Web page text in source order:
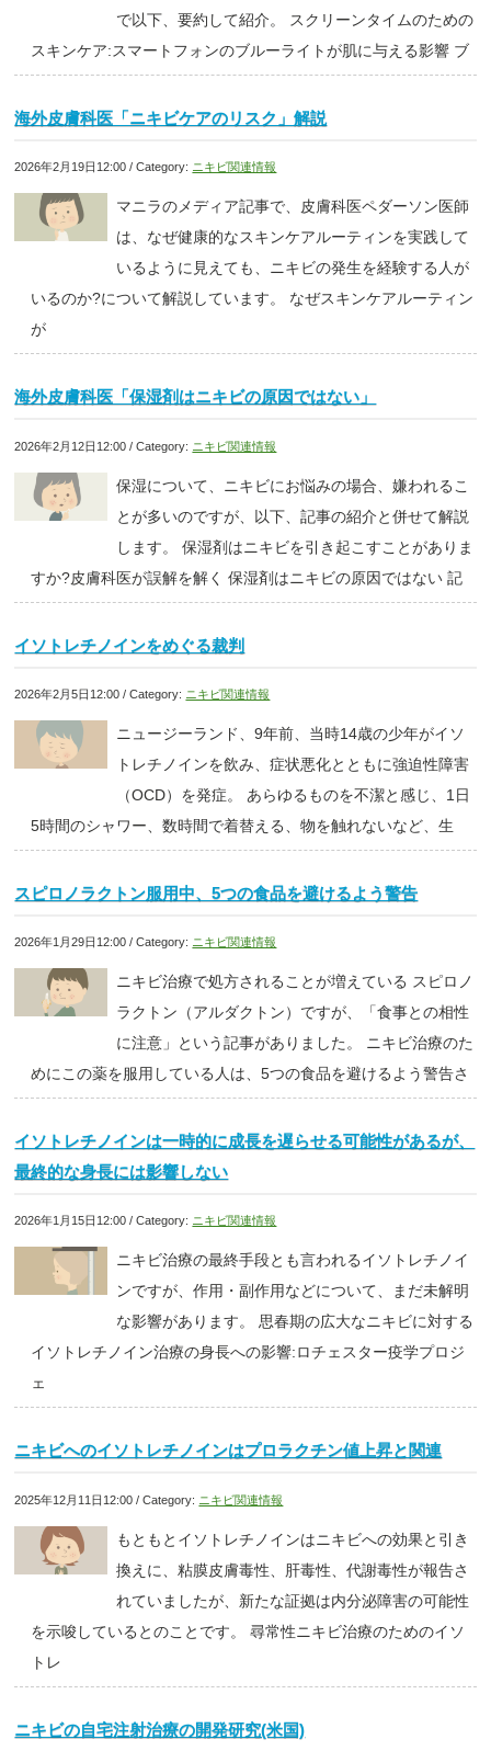
で以下、要約して紹介。 スクリーンタイムのための
スキンケア:スマートフォンのブルーライトが肌に与える影響 ブ
海外皮膚科医「ニキビケアのリスク」解説
2026年2月19日12:00 / Category: ニキビ関連情報
マニラのメディア記事で、皮膚科医ペダーソン医師
は、なぜ健康的なスキンケアルーティンを実践して
いるように見えても、ニキビの発生を経験する人が
いるのか?について解説しています。 なぜスキンケアルーティン
が
海外皮膚科医「保湿剤はニキビの原因ではない」
2026年2月12日12:00 / Category: ニキビ関連情報
保湿について、ニキビにお悩みの場合、嫌われるこ
とが多いのですが、以下、記事の紹介と併せて解説
します。 保湿剤はニキビを引き起こすことがありま
すか?皮膚科医が誤解を解く 保湿剤はニキビの原因ではない 記
イソトレチノインをめぐる裁判
2026年2月5日12:00 / Category: ニキビ関連情報
ニュージーランド、9年前、当時14歳の少年がイソ
トレチノインを飲み、症状悪化とともに強迫性障害
（OCD）を発症。 あらゆるものを不潔と感じ、1日
5時間のシャワー、数時間で着替える、物を触れないなど、生
スピロノラクトン服用中、5つの食品を避けるよう警告
2026年1月29日12:00 / Category: ニキビ関連情報
ニキビ治療で処方されることが増えている スピロノ
ラクトン（アルダクトン）ですが、「食事との相性
に注意」という記事がありました。 ニキビ治療のた
めにこの薬を服用している人は、5つの食品を避けるよう警告さ
イソトレチノインは一時的に成長を遅らせる可能性があるが、
最終的な身長には影響しない
2026年1月15日12:00 / Category: ニキビ関連情報
ニキビ治療の最終手段とも言われるイソトレチノイ
ンですが、作用・副作用などについて、まだ未解明
な影響があります。 思春期の広大なニキビに対する
イソトレチノイン治療の身長への影響:ロチェスター疫学プロジ
ェ
ニキビへのイソトレチノインはプロラクチン値上昇と関連
2025年12月11日12:00 / Category: ニキビ関連情報
もともとイソトレチノインはニキビへの効果と引き
換えに、粘膜皮膚毒性、肝毒性、代謝毒性が報告さ
れていましたが、新たな証拠は内分泌障害の可能性
を示唆しているとのことです。 尋常性ニキビ治療のためのイソ
トレ
ニキビの自宅注射治療の開発研究(米国)